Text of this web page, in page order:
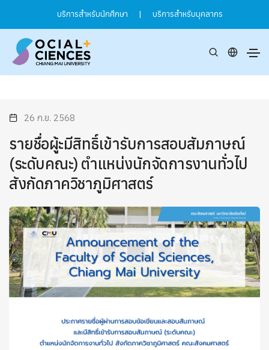
บริการสำหรับนักศึกษา | บริการสำหรับบุคลากร
26 ก.ย. 2568
รายชื่อผู้ะมีสิทธิ์เข้ารับการสอบสัมภาษณ์
(ระดับคณะ) ตำแหน่งนักจัดการงานทั่วไป
สังกัดภาควิชาภูมิศาสตร์